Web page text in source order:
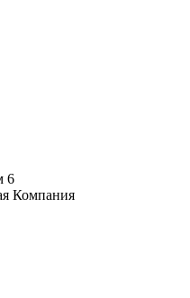
6
Компания